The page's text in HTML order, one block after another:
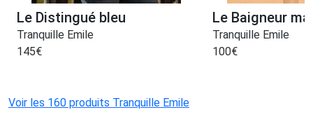
Le Distingué bleu
Tranquille Emile
145€
Le Baigneur
Tranquille Emile
100€
Voir les 160 produits Tranquille Emile